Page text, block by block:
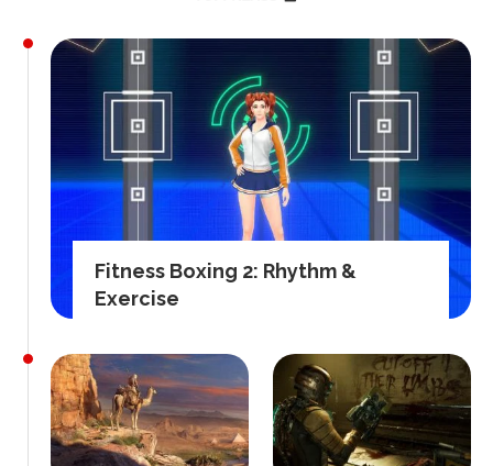
Fitness Boxing 2: Rhythm &
Exercise